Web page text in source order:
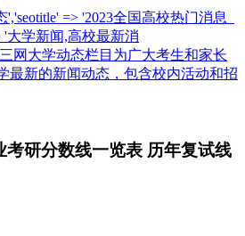
','seotitle' => '2023全国高校热门消息_
'大学新闻,高校最新消
三网大学动态栏目为广大考生和家长
最新的新闻动态，包含校内活动和招
考研分数线一览表 历年复试线